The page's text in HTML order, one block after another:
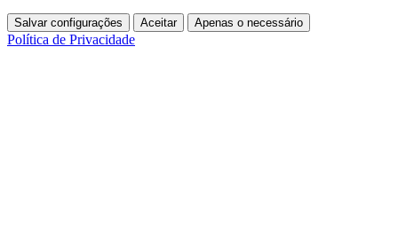
Salvar configurações Aceitar Apenas o necessário
Política de Privacidade